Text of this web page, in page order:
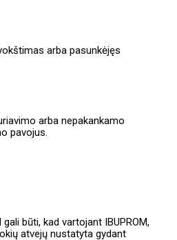
arba pasunkėjęs
arba nepakankamo
pavojus.
būti, kad vartojant IBUPROM,
atvejų nustatyta gydant